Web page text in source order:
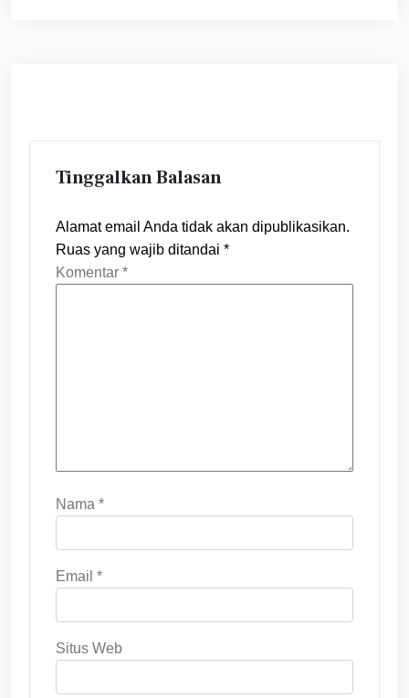
Tinggalkan Balasan
Alamat email Anda tidak akan dipublikasikan.
Ruas yang wajib ditandai *
Komentar *
Nama *
Email *
Situs Web